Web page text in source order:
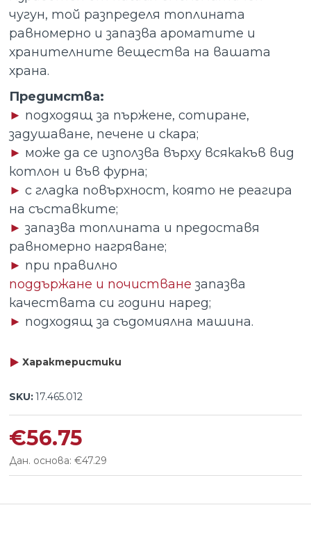
Характеристики
чугун, той разпределя топлината
равномерно и запазва ароматите и
хранителните вещества на вашата
храна.
Предимства:
► подходящ за пържене, сотиране,
задушаване, печене и скара;
► може да се използва върху всякакъв вид
котлон и във фурна;
► с гладка повърхност, която не реагира
на съставките;
► запазва топлината и предоставя
равномерно нагряване;
► при правилно
поддържане и почистване запазва
качествата си години наред;
► подходящ за съдомиялна машина.
SKU:17.465.012
€56.75
Дан. основа: €47.29